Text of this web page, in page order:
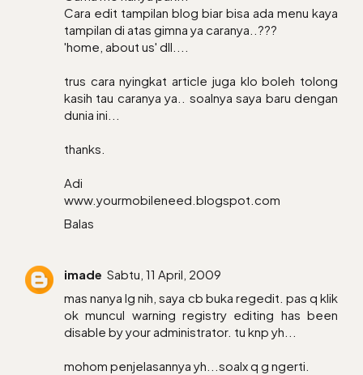
Cara edit tampilan blog biar bisa ada menu kaya
tampilan di atas gimna ya caranya..???
'home, about us' dll....
trus cara nyingkat article juga klo boleh tolong
kasih tau caranya ya.. soalnya saya baru dengan
dunia ini...
thanks.
Adi
www.yourmobileneed.blogspot.com
Balas
imade Sabtu, 11 April, 2009
mas nanya lg nih, saya cb buka regedit. pas q klik
ok muncul warning registry editing has been
disable by your administrator. tu knp yh...
mohom penjelasannya yh...soalx q g ngerti.